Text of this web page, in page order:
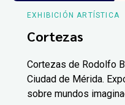
EXHIBICIÓN ARTÍSTICA
Cortezas
Cortezas de Rodolfo
Ciudad de Mérida.
sobre mundos